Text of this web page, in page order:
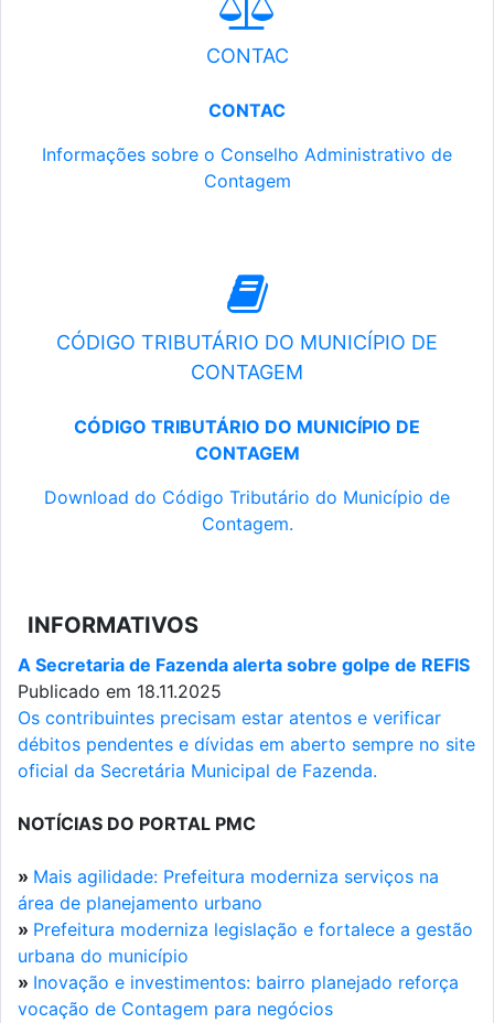
CONTAC
CONTAC
Informações sobre o Conselho Administrativo de
Contagem
CÓDIGO TRIBUTÁRIO DO MUNICÍPIO DE
CONTAGEM
CÓDIGO TRIBUTÁRIO DO MUNICÍPIO DE
CONTAGEM
Download do Código Tributário do Município de
Contagem.
INFORMATIVOS
A Secretaria de Fazenda alerta sobre golpe de REFIS
Publicado em 18.11.2025
Os contribuintes precisam estar atentos e verificar
débitos pendentes e dívidas em aberto sempre no site
oficial da Secretária Municipal de Fazenda.
NOTÍCIAS DO PORTAL PMC
» Mais agilidade: Prefeitura moderniza serviços na
área de planejamento urbano
» Prefeitura moderniza legislação e fortalece a gestão
urbana do município
» Inovação e investimentos: bairro planejado reforça
vocação de Contagem para negócios